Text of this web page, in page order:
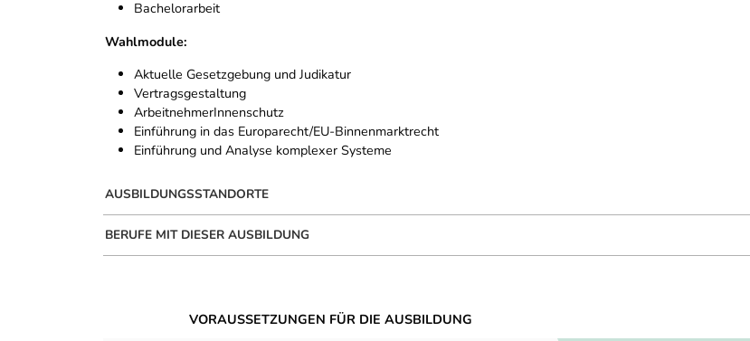
Bachelorarbeit
Wahlmodule:
Aktuelle Gesetzgebung und Judikatur
Vertragsgestaltung
ArbeitnehmerInnenschutz
Einführung in das Europarecht/EU-Binnenmarktrecht
Einführung und Analyse komplexer Systeme
AUSBILDUNGSSTANDORTE
BERUFE MIT DIESER AUSBILDUNG
VORAUSSETZUNGEN FÜR DIE AUSBILDUNG